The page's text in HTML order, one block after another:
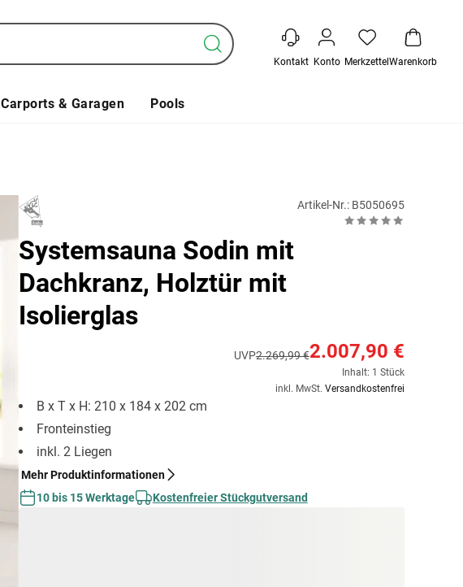
Kontakt Konto Merkzettel Warenkorb
Carports & Garagen Pools
Artikel-Nr.: B5050695
Systemsauna Sodin mit
Dachkranz, Holztür mit
Isolierglas
UVP2.269,99 €2.007,90 €
Inhalt: 1 Stück
inkl. MwSt. Versandkostenfrei
B x T x H: 210 x 184 x 202 cm
Fronteinstieg
inkl. 2 Liegen
Mehr Produktinformationen
10 bis 15 Werktage
Kostenfreier Stückgutversand